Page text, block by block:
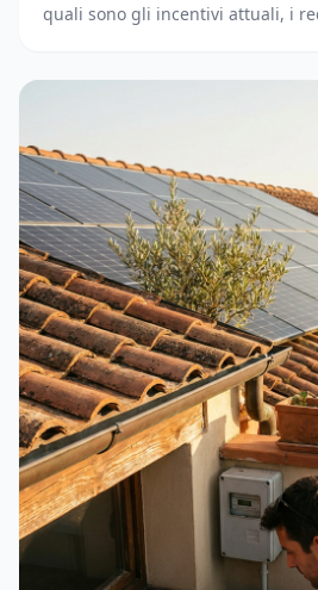
quali sono gli incentivi attuali, i